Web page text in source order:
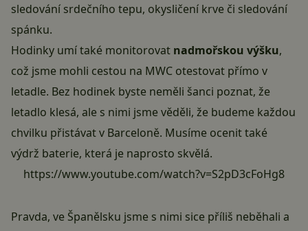
sledování srdečního tepu, okysličení krve či sledování
spánku.
Hodinky umí také monitorovat nadmořskou výšku,
což jsme mohli cestou na MWC otestovat přímo v
letadle. Bez hodinek byste neměli šanci poznat, že
letadlo klesá, ale s nimi jsme věděli, že budeme každou
chvilku přistávat v Barceloně. Musíme ocenit také
výdrž baterie, která je naprosto skvělá.
https://www.youtube.com/watch?v=S2pD3cFoHg8
Pravda, ve Španělsku jsme s nimi sice příliš neběhali a